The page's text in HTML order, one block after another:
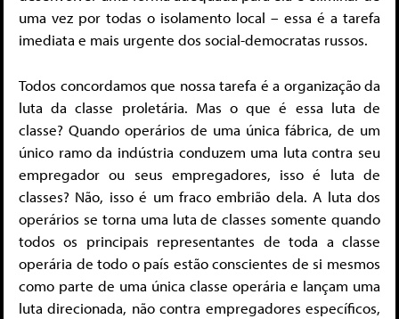
uma vez por todas o isolamento local – essa é a tarefa
imediata e mais urgente dos social-democratas russos.
Todos concordamos que nossa tarefa é a organização da
luta da classe proletária. Mas o que é essa luta de
classe? Quando operários de uma única fábrica, de um
único ramo da indústria conduzem uma luta contra seu
empregador ou seus empregadores, isso é luta de
classes? Não, isso é um fraco embrião dela. A luta dos
operários se torna uma luta de classes somente quando
todos os principais representantes de toda a classe
operária de todo o país estão conscientes de si mesmos
como parte de uma única classe operária e lançam uma
luta direcionada, não contra empregadores específicos,